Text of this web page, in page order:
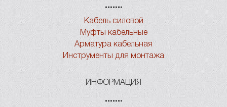
Кабель силовой
Муфты кабельные
Арматура кабельная
Инструменты для монтажа
ИНФОРМАЦИЯ